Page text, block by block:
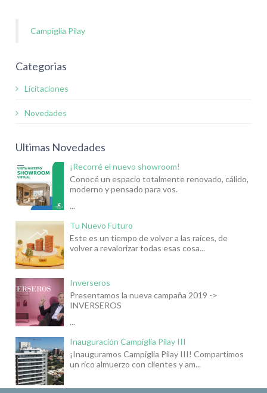
Campiglia Pilay
Categorias
Licitaciones
Novedades
Ultimas Novedades
¡Recorré el nuevo showroom!
Conocé un espacio totalmente renovado, cálido,
moderno y pensado para vos.
...
Tu Nuevo Futuro
Este es un tiempo de volver a las raíces, de
volver a revalorizar todas esas cosa...
Inverseros
Presentamos la nueva campaña 2019 ->
INVERSEROS
...
Inauguración Campiglia Pilay III
¡Inauguramos Campiglia Pilay III! Compartimos
un rico almuerzo con clientes y am...